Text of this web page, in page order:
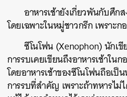
อาหารเช้ายังเกี่ยวพันกับศึก
โดยเฉพาะในหมู่ชาวกรีก เพราะ
ซีโนโฟน (Xenophon) นักเ
การรบเคยเขียนถึงอาหารเช้าใน
โดยอาหารเช้าของซีโนโฟนถือเ
การรบที่สำคัญ เพราะถ้าทหารไม่